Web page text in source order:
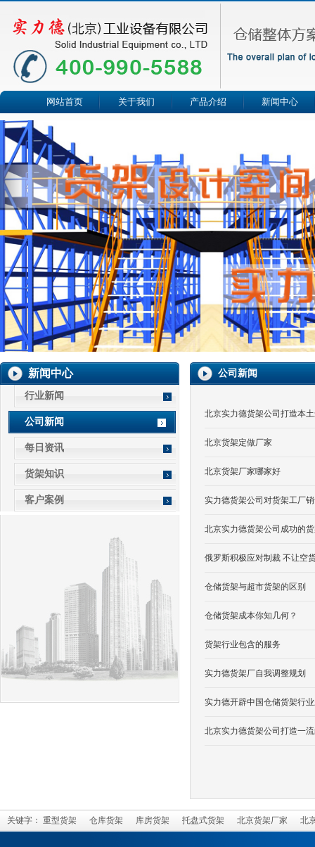
网站首页 关于我们 产品介绍 新闻中心
新闻中心
行业新闻
公司新闻
每日资讯
货架知识
客户案例
公司新闻
北京实力德货架公司打造本
北京货架定做厂家
北京货架厂家哪家好
实力德货架公司对货架工厂
北京实力德货架公司成功的
俄罗斯积极应对制裁 不让空
仓储货架与超市货架的区别
仓储货架成本你知几何？
货架行业包含的服务
实力德货架厂自我调整规划
实力德开辟中国仓储货架行
北京实力德货架公司打造一
关键字： 重型货架 仓库货架 库房货架 托盘式货架 北京货架厂家 北